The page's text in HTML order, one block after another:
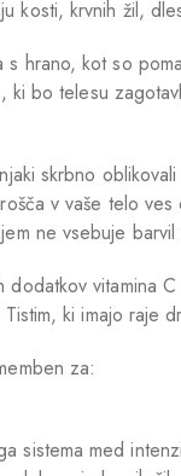
kosti, krvnih žil,
hrano, kot so
ki bo telesu
skrbno
v vaše telo
ne vsebuje
dodatkov vitamina
ki imajo raje
za:
sistema med